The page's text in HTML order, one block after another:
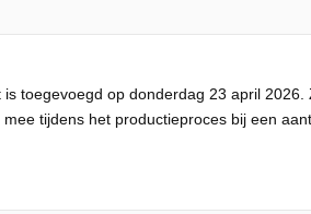
toegevoegd op donderdag 23 april
tijdens het productieproces bij een